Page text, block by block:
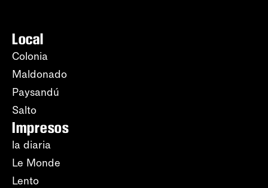
Local
Colonia
Maldonado
Paysandú
Salto
Impresos
la diaria
Le Monde
Lento